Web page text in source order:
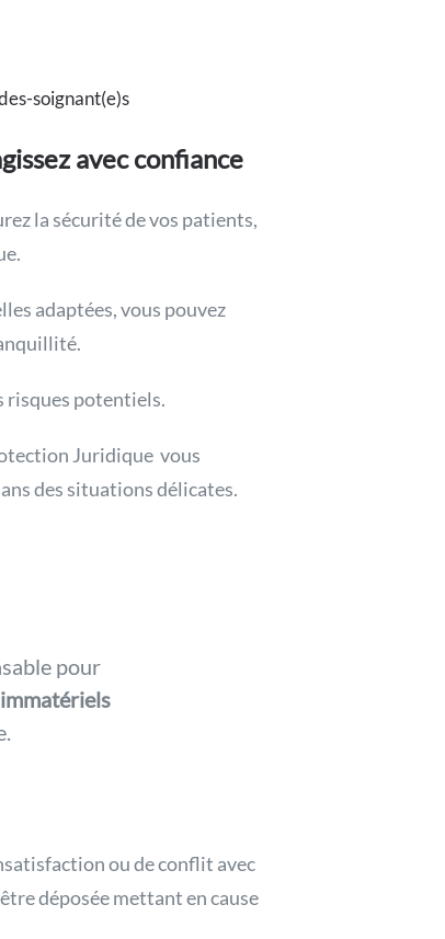
soignant(e)s
avec confiance
la sécurité de vos patients,
adaptées, vous pouvez
risques potentiels.
Juridique vous
des situations délicates.
pour
ou de conflit avec
déposée mettant en cause